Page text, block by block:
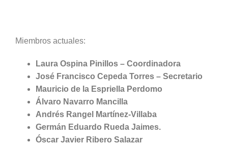
Miembros actuales:
Laura Ospina Pinillos – Coordinadora
José Francisco Cepeda Torres – Secretario
Mauricio de la Espriella Perdomo
Álvaro Navarro Mancilla
Andrés Rangel Martínez-Villaba
Germán Eduardo Rueda Jaimes.
Óscar Javier Ribero Salazar